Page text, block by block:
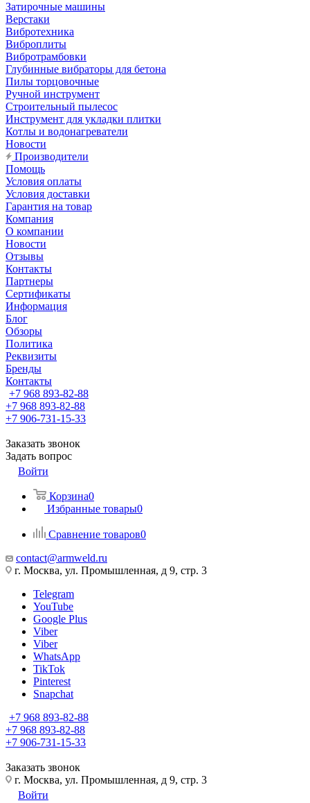
Затирочные машины
Верстаки
Вибротехника
Виброплиты
Вибротрамбовки
Глубинные вибраторы для бетона
Пилы торцовочные
Ручной инструмент
Строительный пылесос
Инструмент для укладки плитки
Котлы и водонагреватели
Новости
Производители
Помощь
Условия оплаты
Условия доставки
Гарантия на товар
Компания
О компании
Новости
Отзывы
Контакты
Партнеры
Сертификаты
Информация
Блог
Обзоры
Политика
Реквизиты
Бренды
Контакты
+7 968 893-82-88
+7 968 893-82-88
+7 906-731-15-33
Заказать звонок
Задать вопрос
Войти
Корзина0
Избранные товары0
Сравнение товаров0
contact@armweld.ru
г. Москва, ул. Промышленная, д 9, стр. 3
Telegram
YouTube
Google Plus
Viber
Viber
WhatsApp
TikTok
Pinterest
Snapchat
+7 968 893-82-88
+7 968 893-82-88
+7 906-731-15-33
Заказать звонок
г. Москва, ул. Промышленная, д 9, стр. 3
Войти